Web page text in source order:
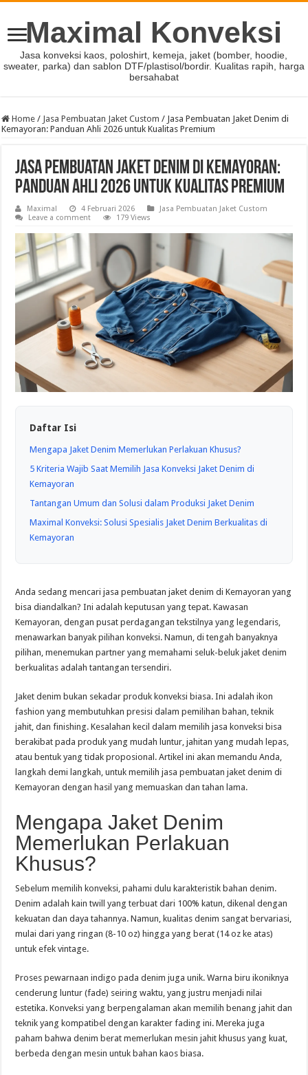
Maximal Konveksi
Jasa konveksi kaos, poloshirt, kemeja, jaket (bomber, hoodie,
sweater, parka) dan sablon DTF/plastisol/bordir. Kualitas rapih, harga
bersahabat
Home / Jasa Pembuatan Jaket Custom / Jasa Pembuatan Jaket Denim di
Kemayoran: Panduan Ahli 2026 untuk Kualitas Premium
Jasa Pembuatan Jaket Denim di Kemayoran:
Panduan Ahli 2026 untuk Kualitas Premium
Maximal 4 Februari 2026
Jasa Pembuatan Jaket Custom
Leave a comment
179 Views
Daftar Isi
Mengapa Jaket Denim Memerlukan Perlakuan Khusus?
5 Kriteria Wajib Saat Memilih Jasa Konveksi Jaket Denim di
Kemayoran
Tantangan Umum dan Solusi dalam Produksi Jaket Denim
Maximal Konveksi: Solusi Spesialis Jaket Denim Berkualitas di
Kemayoran
Anda sedang mencari jasa pembuatan jaket denim di Kemayoran yang
bisa diandalkan? Ini adalah keputusan yang tepat. Kawasan
Kemayoran, dengan pusat perdagangan tekstilnya yang legendaris,
menawarkan banyak pilihan konveksi. Namun, di tengah banyaknya
pilihan, menemukan partner yang memahami seluk-beluk jaket denim
berkualitas adalah tantangan tersendiri.
Jaket denim bukan sekadar produk konveksi biasa. Ini adalah ikon
fashion yang membutuhkan presisi dalam pemilihan bahan, teknik
jahit, dan finishing. Kesalahan kecil dalam memilih jasa konveksi bisa
berakibat pada produk yang mudah luntur, jahitan yang mudah lepas,
atau bentuk yang tidak proposional. Artikel ini akan memandu Anda,
langkah demi langkah, untuk memilih jasa pembuatan jaket denim di
Kemayoran dengan hasil yang memuaskan dan tahan lama.
Mengapa Jaket Denim
Memerlukan Perlakuan
Khusus?
Sebelum memilih konveksi, pahami dulu karakteristik bahan denim.
Denim adalah kain twill yang terbuat dari 100% katun, dikenal dengan
kekuatan dan daya tahannya. Namun, kualitas denim sangat bervariasi,
mulai dari yang ringan (8-10 oz) hingga yang berat (14 oz ke atas)
untuk efek vintage.
Proses pewarnaan indigo pada denim juga unik. Warna biru ikoniknya
cenderung luntur (fade) seiring waktu, yang justru menjadi nilai
estetika. Konveksi yang berpengalaman akan memilih benang jahit dan
teknik yang kompatibel dengan karakter fading ini. Mereka juga
paham bahwa denim berat memerlukan mesin jahit khusus yang kuat,
berbeda dengan mesin untuk bahan kaos biasa.